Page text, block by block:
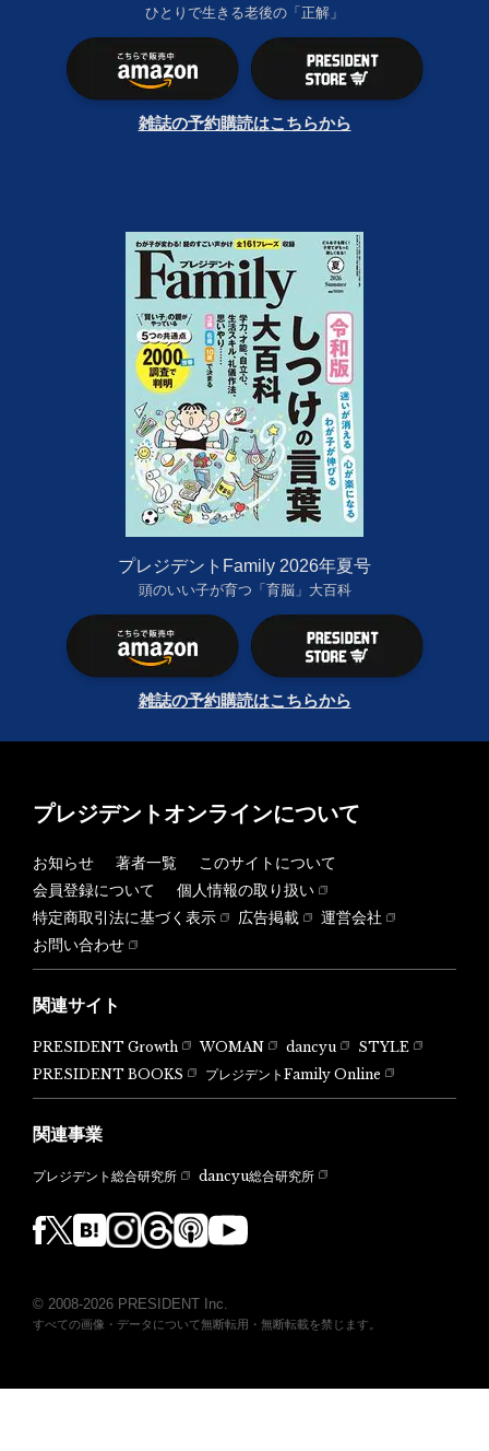
ひとりで生きる老後の「正解」
雑誌の予約購読はこちらから
プレジデントFamily 2026年夏号
頭のいい子が育つ「育脳」大百科
雑誌の予約購読はこちらから
プレジデントオンラインについて
お知らせ 著者一覧
このサイトについて
会員登録について
個人情報の取り扱い
特定商取引法に基づく表示
広告掲載
運営会社
お問い合わせ
関連サイト
PRESIDENT Growth WOMAN dancyu
STYLE
PRESIDENT BOOKS
プレジデントFamily Online
関連事業
プレジデント総合研究所 dancyu総合研究所
© 2008-2026 PRESIDENT Inc.
すべての画像・データについて無断転用・無断転載を禁じます。